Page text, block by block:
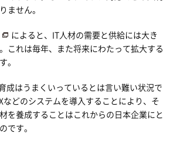
ません。
によると、IT人材の需要と供給には大き
これは毎年、また将来にわたって拡大する
。
成はうまくいっているとは言い難い状況で
などのシステムを導入することにより、そ
を養成することはこれからの日本企業にと
です。